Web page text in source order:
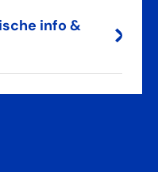
info &